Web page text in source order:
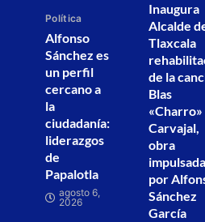
Política
Alfonso
Sánchez es
un perfil
cercano a
la
ciudadanía:
liderazgos
de
Papalotla
agosto 6,
2026
Inaugura
Alcalde
Tlaxcala
de la
Blas
«Charro»
Carvajal,
obra
impulsada
por
Sánchez
García